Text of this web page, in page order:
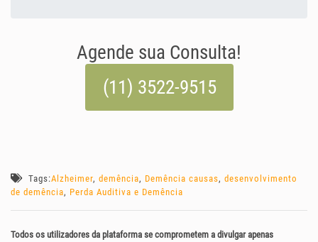
Agende sua Consulta!
(11) 3522-9515
Tags:Alzheimer, demência, Demência causas, desenvolvimento
de demência, Perda Auditiva e Demência
Todos os utilizadores da plataforma se comprometem a divulgar apenas